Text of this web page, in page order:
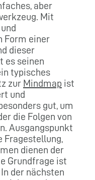
aber
Mit
Form einer
dieser
es seinen
typisches
zur Mindmap ist
und
gut, um
die Folgen von
Ausgangspunkt
Fragestellung,
dienen der
Grundfrage ist
der nächsten